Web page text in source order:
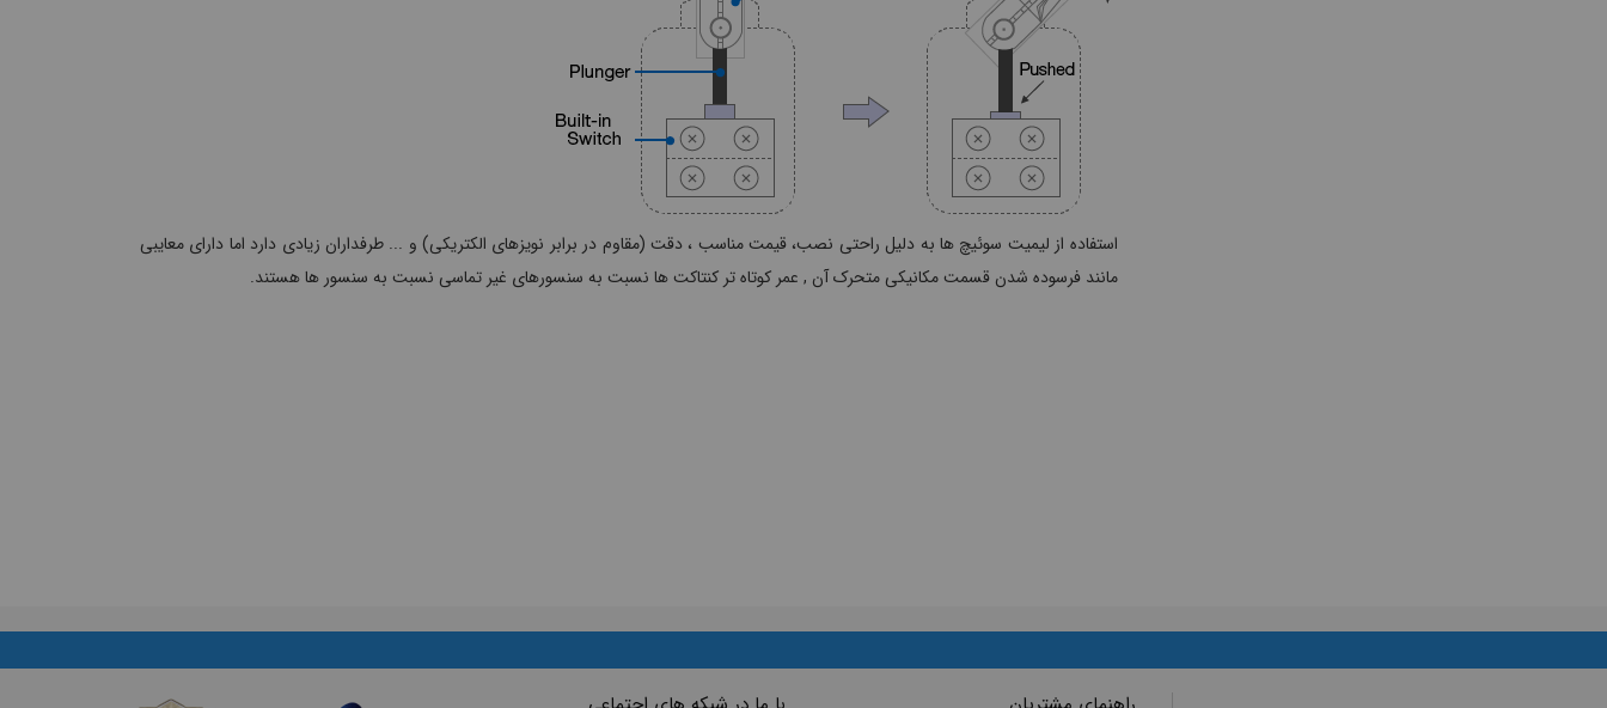
استفاده از لیمیت سوئیچ ها به دلیل راحتی نصب، قیمت مناسب ، دقت (مقاوم در برابر نویزهای الکتریکی) و ... طرفداران زیادی دارد اما دارای معایبی
مانند فرسوده شدن قسمت مکانیکی متحرک آن , عمر کوتاه تر کنتاکت ها نسبت به سنسورهای غیر تماسی نسبت به سنسور ها هستند.